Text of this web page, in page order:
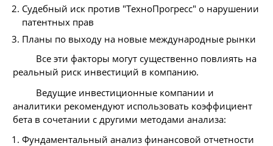
Судебный иск против "ТехноПрогресс" о нарушении
патентных прав
Планы по выходу на новые международные рынки
Все эти факторы могут существенно повлиять на
реальный риск инвестиций в компанию.
Ведущие инвестиционные компании и
аналитики рекомендуют использовать коэффициент
бета в сочетании с другими методами анализа:
Фундаментальный анализ финансовой отчетности